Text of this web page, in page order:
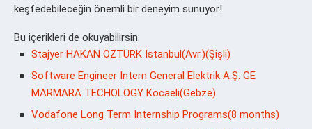
keşfedebileceğin önemli bir deneyim sunuyor!
Bu içerikleri de okuyabilirsin:
Stajyer HAKAN ÖZTÜRK İstanbul(Avr.)(Şişli)
Software Engineer Intern General Elektrik A.Ş. GE
MARMARA TECHOLOGY Kocaeli(Gebze)
Vodafone Long Term Internship Programs(8 months)